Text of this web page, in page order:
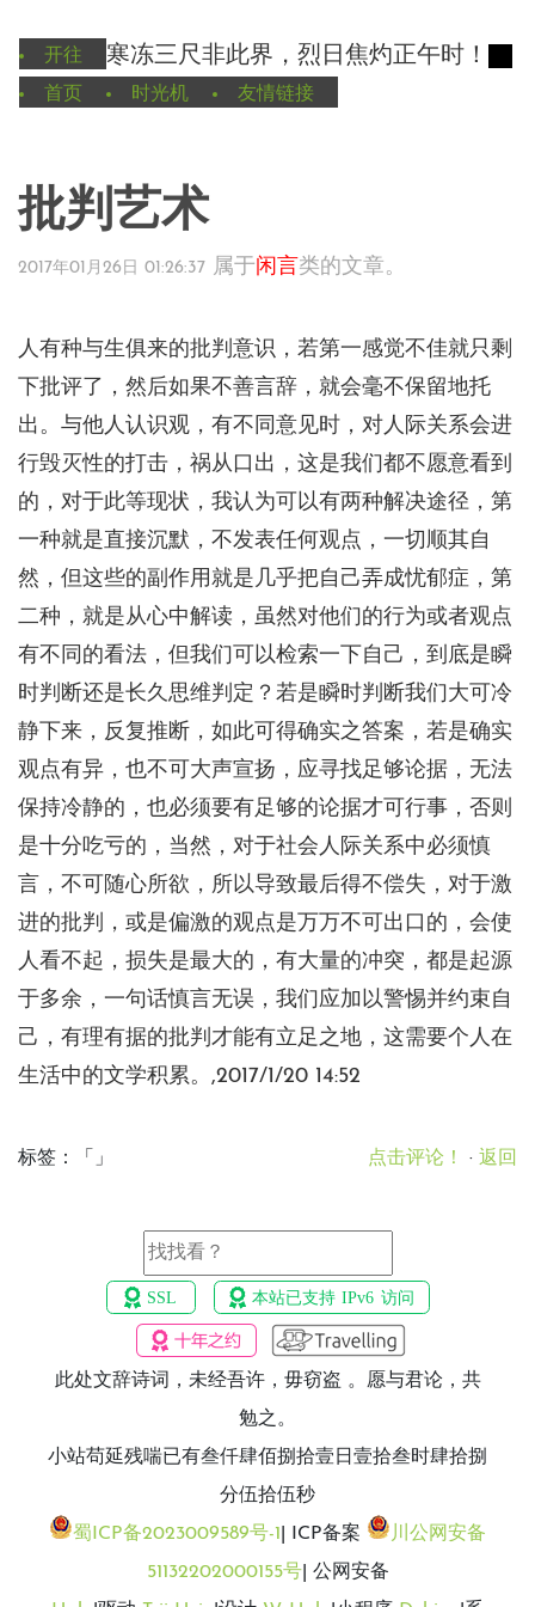
寒冻三尺非此界，烈日焦灼正午时！
开往
首页
时光机 友情链接
批判艺术
2017年01月26日 01:26:37 属于 闲言类的文章。
人有种与生俱来的批判意识，若第一感觉不佳就只剩
下批评了，然后如果不善言辞，就会毫不保留地托
出。与他人认识观，有不同意见时，对人际关系会进
行毁灭性的打击，祸从口出，这是我们都不愿意看到
的，对于此等现状，我认为可以有两种解决途径，第
一种就是直接沉默，不发表任何观点，一切顺其自
然，但这些的副作用就是几乎把自己弄成忧郁症，第
二种，就是从心中解读，虽然对他们的行为或者观点
有不同的看法，但我们可以检索一下自己，到底是瞬
时判断还是长久思维判定？若是瞬时判断我们大可冷
静下来，反复推断，如此可得确实之答案，若是确实
观点有异，也不可大声宣扬，应寻找足够论据，无法
保持冷静的，也必须要有足够的论据才可行事，否则
是十分吃亏的，当然，对于社会人际关系中必须慎
言，不可随心所欲，所以导致最后得不偿失，对于激
进的批判，或是偏激的观点是万万不可出口的，会使
人看不起，损失是最大的，有大量的冲突，都是起源
于多余，一句话慎言无误，我们应加以警惕并约束自
己，有理有据的批判才能有立足之地，这需要个人在
生活中的文学积累。,2017/1/20 14:52
标签：「」 点击评论！ · 返回
此处文辞诗词，未经吾许，毋窃盗 。愿与君论，共
勉之。
小站苟延残喘已有叁仟肆佰捌拾壹日壹拾叁时肆拾捌
分伍拾伍秒
蜀ICP备2023009589号-1
| ICP备案
川公网安备
51132202000155号| 公网安备